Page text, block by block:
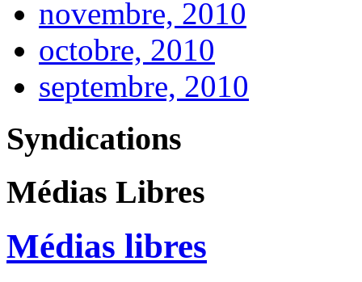
novembre, 2010
octobre, 2010
septembre, 2010
Syndications
Médias Libres
Médias libres